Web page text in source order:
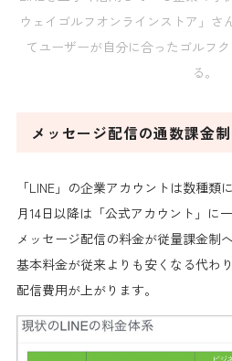
ウェイゴルフオンラインストア」さ
てユーザーが自分に合ったゴルフ
る。
メッセージ配信の通数課金
「LINE」の企業アカウントは数種類
月14日以降は 「公式アカウント」に
メッセージ配信の料金が従量課金制
基本料金が従来よりも安くなる代わり
配信費用が上がります。